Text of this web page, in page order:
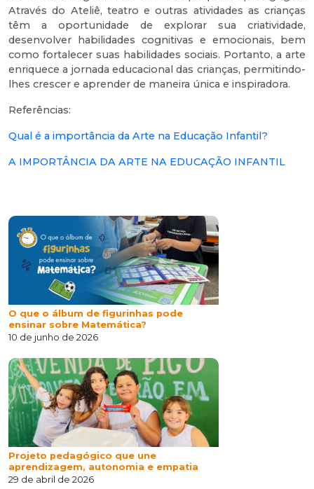
Através do Ateliê, teatro e outras atividades as crianças
têm a oportunidade de explorar sua criatividade,
desenvolver habilidades cognitivas e emocionais, bem
como fortalecer suas habilidades sociais. Portanto, a arte
enriquece a jornada educacional das crianças, permitindo-
lhes crescer e aprender de maneira única e inspiradora.
Referências:
Qual é a importância da Arte na Educação Infantil?
A IMPORTÂNCIA DA ARTE NA EDUCAÇÃO INFANTIL
O que o álbum de figurinhas pode
ensinar sobre Matemática?
10 de junho de 2026
Projeto pedagógico que une
aprendizagem, autonomia e empatia
29 de abril de 2026